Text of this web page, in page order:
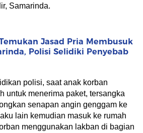
Samarinda.
Jasad Pria Membusuk
Polisi Selidiki Penyebab
polisi, saat anak korban
untuk menerima paket, tersangka
senapan angin genggam ke
lain kemudian masuk ke rumah
menggunakan lakban di bagian